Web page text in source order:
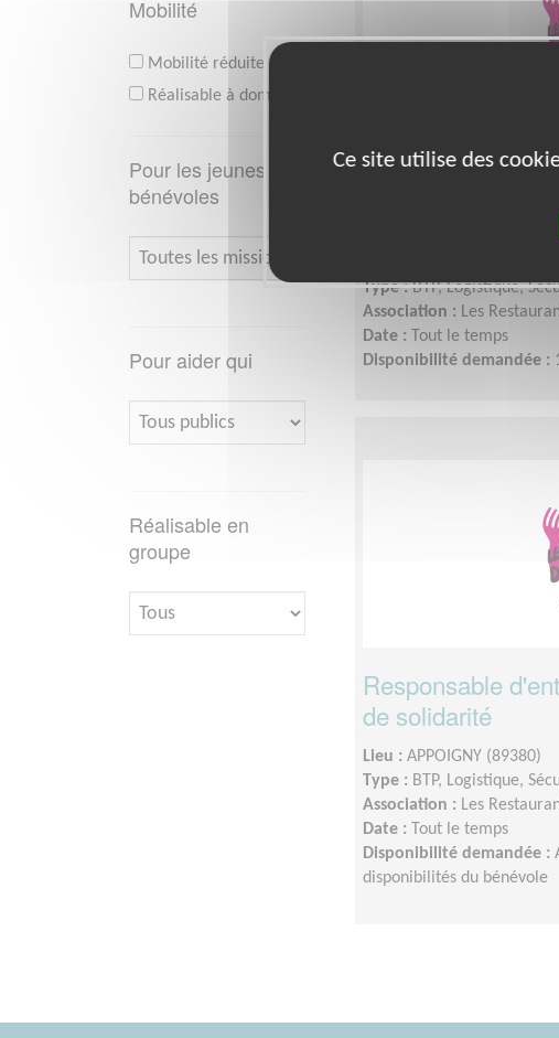
Mobilité
Mobilité réduite
Réalisable à domicile
Pour les jeunes
bénévoles
Pour aider qui
Réalisable en
groupe
Préparer les
association de
Type :BTP, Logistique,
Association : Les
Date :
Tout le temps
Disponibilité demandée :
Responsable
de solidarité
Lieu : APPOIGNY (89380)
Type : BTP, Logistique,
Association : Les
Date :
Tout le temps
Disponibilité demandée :
disponibilités du bénévole
Ce site utilise des